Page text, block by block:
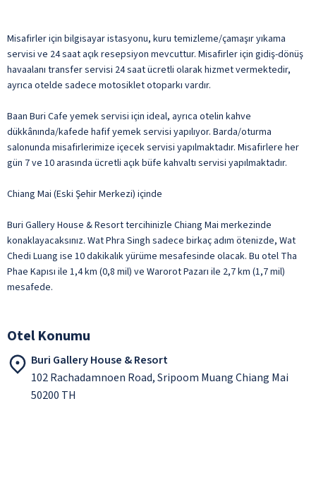
Misafirler için bilgisayar istasyonu, kuru temizleme/çamaşır yıkama
servisi ve 24 saat açık resepsiyon mevcuttur. Misafirler için gidiş-dönüş
havaalanı transfer servisi 24 saat ücretli olarak hizmet vermektedir,
ayrıca otelde sadece motosiklet otoparkı vardır.
Baan Buri Cafe yemek servisi için ideal, ayrıca otelin kahve
dükkânında/kafede hafif yemek servisi yapılıyor. Barda/oturma
salonunda misafirlerimize içecek servisi yapılmaktadır. Misafirlere her
gün 7 ve 10 arasında ücretli açık büfe kahvaltı servisi yapılmaktadır.
Chiang Mai (Eski Şehir Merkezi) içinde
Buri Gallery House & Resort tercihinizle Chiang Mai merkezinde
konaklayacaksınız. Wat Phra Singh sadece birkaç adım ötenizde, Wat
Chedi Luang ise 10 dakikalık yürüme mesafesinde olacak. Bu otel Tha
Phae Kapısı ile 1,4 km (0,8 mil) ve Warorot Pazarı ile 2,7 km (1,7 mil)
mesafede.
Otel Konumu
Buri Gallery House & Resort
102 Rachadamnoen Road, Sripoom Muang Chiang Mai
50200 TH